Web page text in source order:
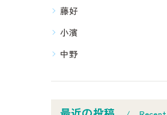
藤好
小濱
中野